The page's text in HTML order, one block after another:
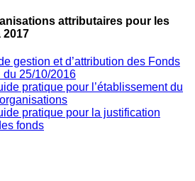
attributaires pour les
2017
gestion et d’attribution des Fonds
du 25/10/2016
pratique pour l’établissement du
pratique pour la justification
fonds